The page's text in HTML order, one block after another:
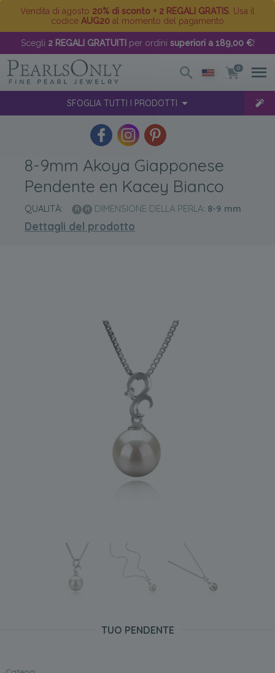
Vendita di agosto 20% di sconto + 2 REGALI GRATIS . Usa il
codice AUG20 al momento del pagamento
Scegli 2 REGALI GRATUITI per ordini superiori a 189,00 €!
0
SFOGLIA TUTTI I PRODOTTI
8-9mm Akoya Giapponese
Pendente en Kacey Bianco
QUALITÀ: DIMENSIONE DELLA PERLA: 8-9 mm
Dettagli del prodotto
TUO PENDENTE